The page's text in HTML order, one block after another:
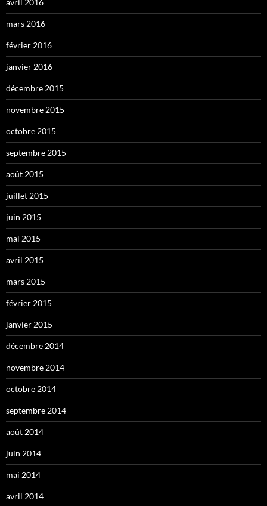
mars 2016
février 2016
janvier 2016
décembre 2015
novembre 2015
octobre 2015
septembre 2015
août 2015
juillet 2015
juin 2015
mai 2015
avril 2015
mars 2015
février 2015
janvier 2015
décembre 2014
novembre 2014
octobre 2014
septembre 2014
août 2014
juin 2014
mai 2014
avril 2014